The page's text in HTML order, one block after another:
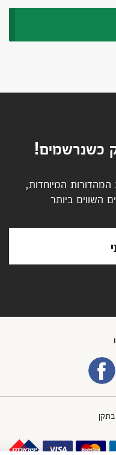
כשנרשמים!
המהדורות המיוחדות,
השווים ביותר